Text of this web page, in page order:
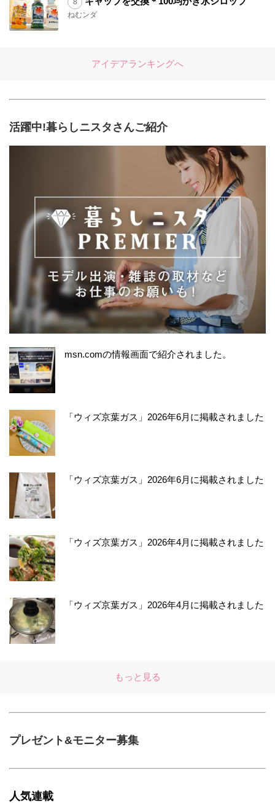
ねむンダ
アイデアランキングへ
活躍中!暮らしニスタさんご紹介
msn.comの情報画面で紹介されました。
「ウィズ京葉ガス」2026年6月に掲載されました
「ウィズ京葉ガス」2026年6月に掲載されました
「ウィズ京葉ガス」2026年4月に掲載されました
「ウィズ京葉ガス」2026年4月に掲載されました
もっと見る
プレゼント&モニター募集
人気連載